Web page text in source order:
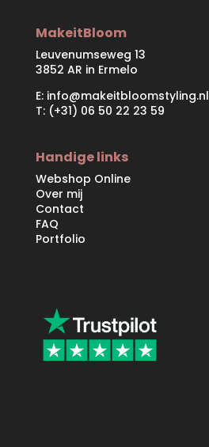
MakeitBloom
Leuvenumseweg 13
3852 AR in Ermelo
E: info@makeitbloomstyling.nl
T: (+31) 06 50 22 23 59
Handige links
Webshop Online
Over mij
Contact
FAQ
Portfolio